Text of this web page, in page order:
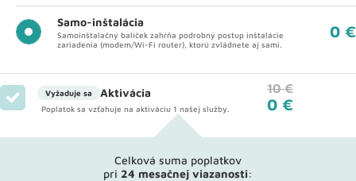
Samo-inštalácia
Samoinštalačný balíček zahŕňa podrobný postup inštalácie
zariadenia (modem/Wi-Fi router), ktorú zvládnete aj sami.
0 €
Vyžaduje sa Aktivácia
Poplatok sa vzťahuje na aktiváciu 1 našej služby.
10 €
0 €
Celková suma poplatkov
pri 24 mesačnej viazanosti: